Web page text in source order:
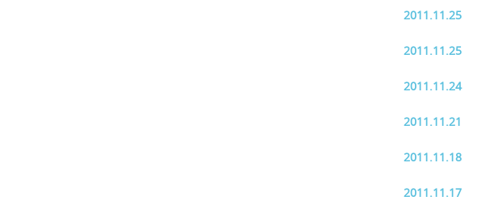
2011.11.25
2011.11.25
2011.11.24
2011.11.21
2011.11.18
2011.11.17